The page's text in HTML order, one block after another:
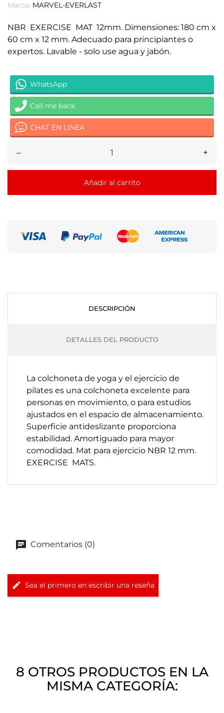
Marca: MARVEL-EVERLAST
NBR EXERCISE MAT 12mm. Dimensiones: 180 cm x
60 cm x 12 mm. Adecuado para principiantes o
expertos. Lavable - solo use agua y jabón.
WhatsApp
Call me back
CHAT EN LINEA
– +
Añadir al carrito
DESCRIPCIÓN
DETALLES DEL PRODUCTO
La colchoneta de yoga y el ejercicio de
pilates es una colchoneta excelente para
personas en movimiento, o para estudios
ajustados en el espacio de almacenamiento.
Superficie antideslizante proporciona
estabilidad. Amortiguado para mayor
comodidad. Mat para ejercicio NBR 12 mm.
EXERCISE MATS.
Comentarios (0)
Sea el primero en escribir una reseña
8 OTROS PRODUCTOS EN LA
MISMA CATEGORÍA: